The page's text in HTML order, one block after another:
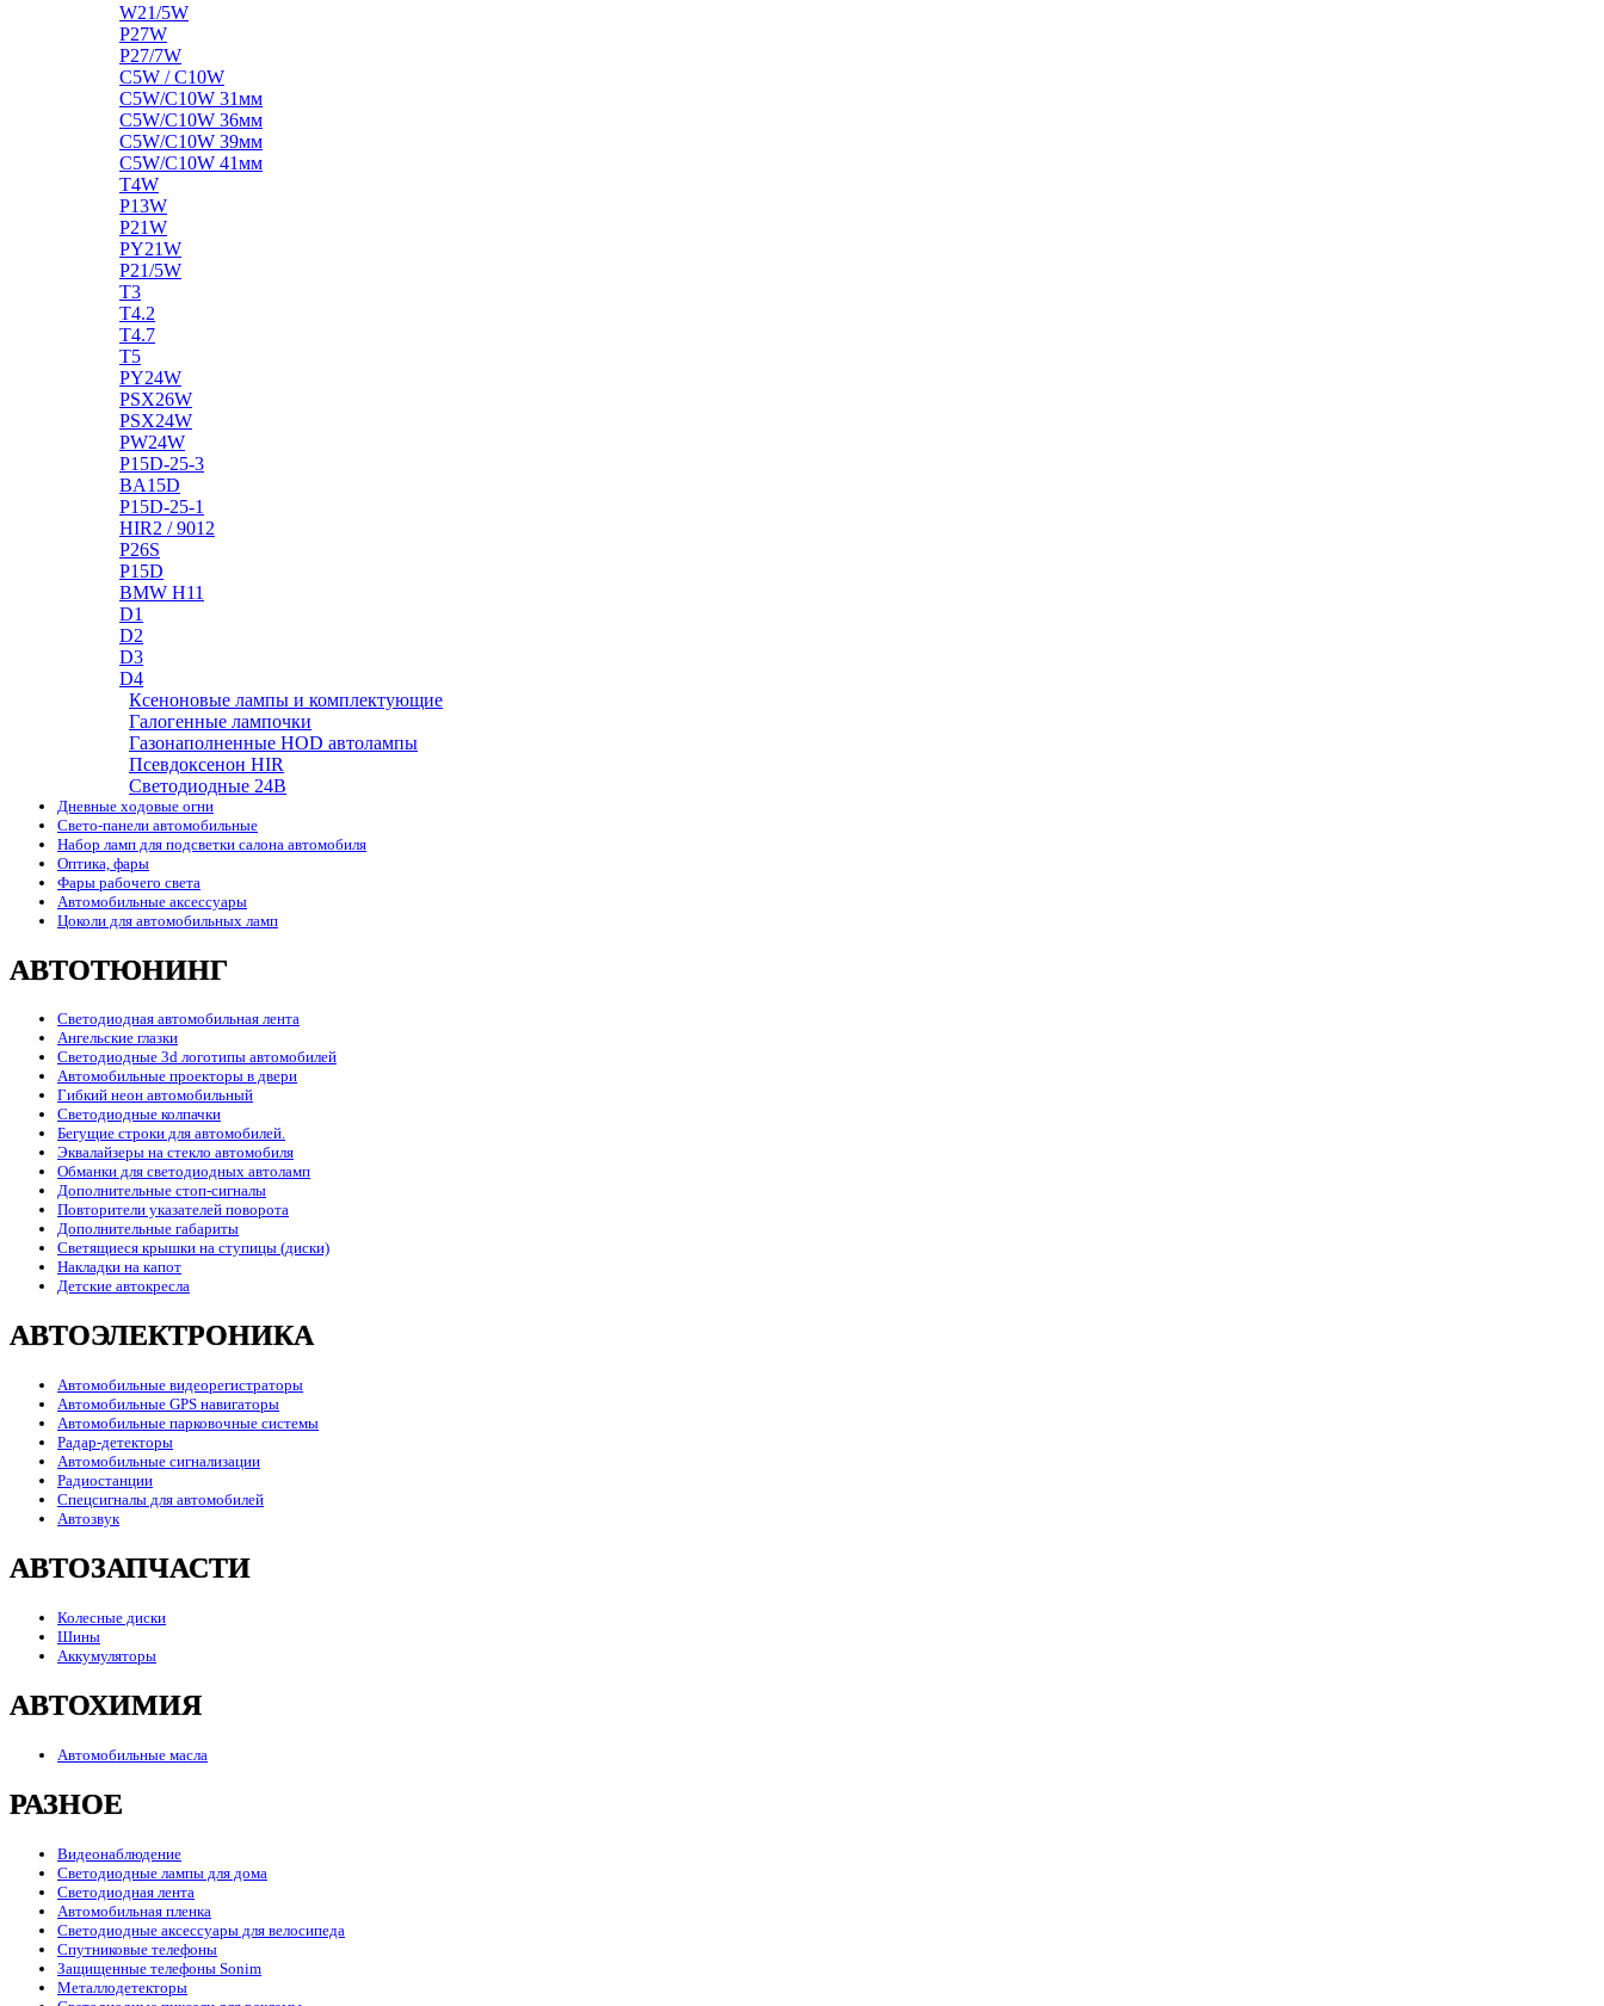
W21/5W
P27W
P27/7W
C5W / C10W
C5W/C10W 31мм
C5W/C10W 36мм
C5W/C10W 39мм
C5W/C10W 41мм
T4W
P13W
P21W
PY21W
P21/5W
T3
T4.2
T4.7
T5
PY24W
PSX26W
PSX24W
PW24W
P15D-25-3
BA15D
P15D-25-1
HIR2 / 9012
P26S
P15D
BMW H11
D1
D2
D3
D4
Ксеноновые лампы и комплектующие
Галогенные лампочки
Газонаполненные HOD автолампы
Псевдоксенон HIR
Cветодиодные 24B
Дневные ходовые огни
Свето-панели автомобильные
Набор ламп для подсветки салона автомобиля
Оптика, фары
Фары рабочего света
Автомобильные аксессуары
Цоколи для автомобильных ламп
АВТОТЮНИНГ
Светодиодная автомобильная лента
Ангельские глазки
Светодиодные 3d логотипы автомобилей
Автомобильные проекторы в двери
Гибкий неон автомобильный
Светодиодные колпачки
Бегущие строки для автомобилей.
Эквалайзеры на стекло автомобиля
Обманки для светодиодных автоламп
Дополнительные стоп-сигналы
Повторители указателей поворота
Дополнительные габариты
Светящиеся крышки на ступицы (диски)
Накладки на капот
Детские автокресла
АВТОЭЛЕКТРОНИКА
Автомобильные видеорегистраторы
Автомобильные GPS навигаторы
Автомобильные парковочные системы
Радар-детекторы
Автомобильные сигнализации
Радиостанции
Спецсигналы для автомобилей
Автозвук
АВТОЗАПЧАСТИ
Колесные диски
Шины
Аккумуляторы
АВТОХИМИЯ
Автомобильные масла
РАЗНОЕ
Видеонаблюдение
Светодиодные лампы для дома
Светодиодная лента
Автомобильная пленка
Светодиодные аксессуары для велосипеда
Спутниковые телефоны
Защищенные телефоны Sonim
Металлодетекторы